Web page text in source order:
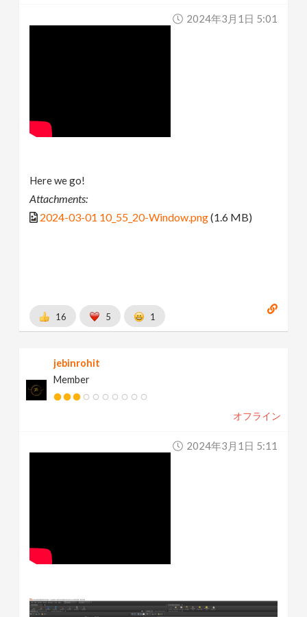
2024年3月1日 5:01
Here we go!
Attachments:
2024-03-01 10_55_20-Window.png(1.6 MB)
16 5 1
jebinrohit
Member
オフライン
2024年3月1日 5:11